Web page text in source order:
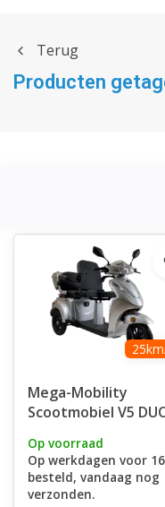
Terug
Producten
Mega-Mobility
Scootmobiel V5
Op voorraad
Op werkdagen voor
besteld, vandaag nog
verzonden.